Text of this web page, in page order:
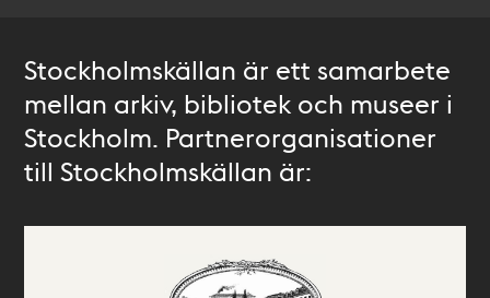
Stockholmskällan är ett samarbete
mellan arkiv, bibliotek och museer i
Stockholm. Partnerorganisationer
till Stockholmskällan är: